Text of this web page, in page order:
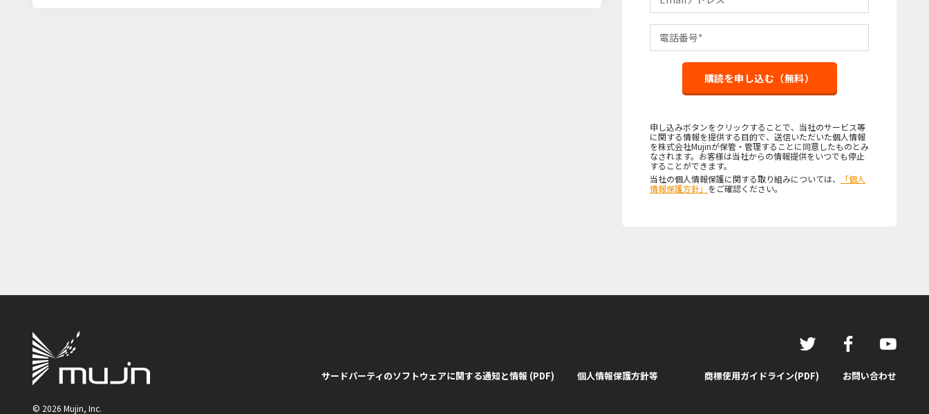
購読を申し込む（無料）
申し込みボタンをクリックすることで、当社のサービス等
に関する情報を提供する目的で、送信いただいた個人情報
を株式会社Mujinが保管・管理することに同意したものとみ
なされます。お客様は当社からの情報提供をいつでも停止
することができます。
当社の個人情報保護に関する取り組みについては、
「個人
情報保護方針」 をご確認ください。
サードパーティのソフトウェアに関する通知と情報 (PDF) 個人情報保護方針等 商標使用ガイドライン(PDF) お問い合わせ
© 2026 Mujin, Inc.